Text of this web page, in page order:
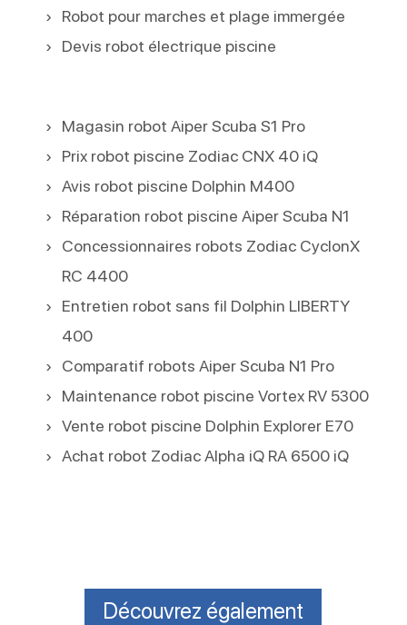
Robot pour marches et plage immergée
Devis robot électrique piscine
Magasin robot Aiper Scuba S1 Pro
Prix robot piscine Zodiac CNX 40 iQ
Avis robot piscine Dolphin M400
Réparation robot piscine Aiper Scuba N1
Concessionnaires robots Zodiac CyclonX
RC 4400
Entretien robot sans fil Dolphin LIBERTY
400
Comparatif robots Aiper Scuba N1 Pro
Maintenance robot piscine Vortex RV 5300
Vente robot piscine Dolphin Explorer E70
Achat robot Zodiac Alpha iQ RA 6500 iQ
Découvrez également